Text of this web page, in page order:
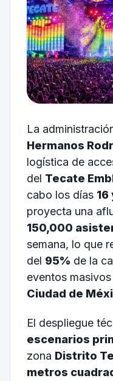
La
Hermanos
logística de
del Tecate
cabo los días 16
proyecta una
150,000
semana, lo que
del 95% de la
eventos
Ciudad de
El despliegue
escenarios
zona Distrito
metros